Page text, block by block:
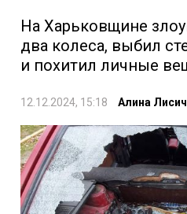
На Харьковщине
два колеса, выбил
и похитил личные
12.12.2024, 15:18 Алина